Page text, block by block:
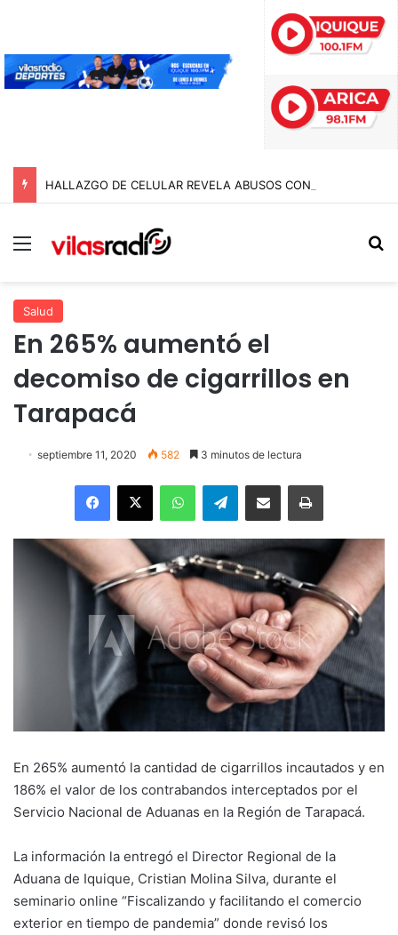
Menú
Salud
En 265% aumentó el
decomiso de cigarrillos en
Tarapacá
septiembre 11, 2020 582 3 minutos de lectura
Facebook
X WhatsAppTelegramEnviar vía email Imprimir
En 265% aumentó la cantidad de cigarrillos incautados y en
186% el valor de los contrabandos interceptados por el
Servicio Nacional de Aduanas en la Región de Tarapacá.
La información la entregó el Director Regional de la
Aduana de Iquique, Cristian Molina Silva, durante el
seminario online “Fiscalizando y facilitando el comercio
exterior en tiempo de pandemia” donde revisó los